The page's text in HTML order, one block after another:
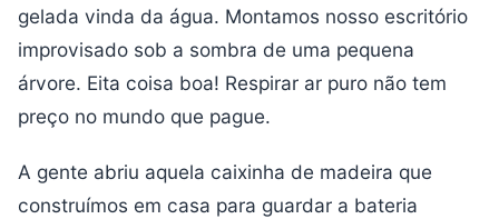
gelada vinda da água. Montamos nosso escritório
improvisado sob a sombra de uma pequena
árvore. Eita coisa boa! Respirar ar puro não tem
preço no mundo que pague.
A gente abriu aquela caixinha de madeira que
construímos em casa para guardar a bateria